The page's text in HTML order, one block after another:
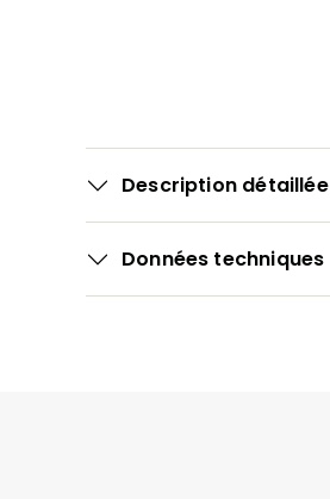
Description détaillée
Données techniques